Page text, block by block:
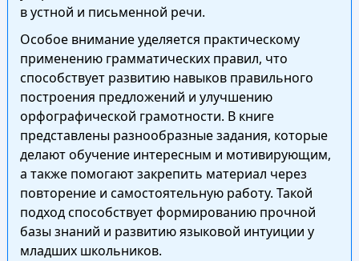
в устной и письменной речи.
Особое внимание уделяется практическому
применению грамматических правил, что
способствует развитию навыков правильного
построения предложений и улучшению
орфографической грамотности. В книге
представлены разнообразные задания, которые
делают обучение интересным и мотивирующим,
а также помогают закрепить материал через
повторение и самостоятельную работу. Такой
подход способствует формированию прочной
базы знаний и развитию языковой интуиции у
младших школьников.